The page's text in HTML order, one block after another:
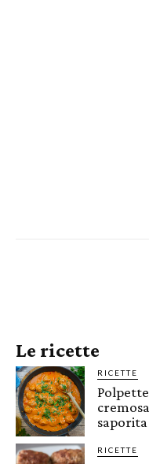
Le ricette
RICETTE
saporita
RICETTE